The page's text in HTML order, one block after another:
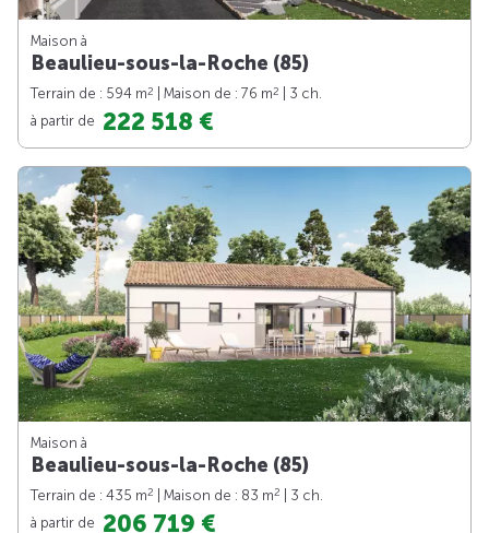
Maison à
Beaulieu-sous-la-Roche (85)
Terrain de : 594 m2 | Maison de : 76 m2
| 3 ch.
à partir de 222 518 €
Maison à
Beaulieu-sous-la-Roche (85)
Terrain de : 435 m2 | Maison de : 83 m2
| 3 ch.
à partir de 206 719 €